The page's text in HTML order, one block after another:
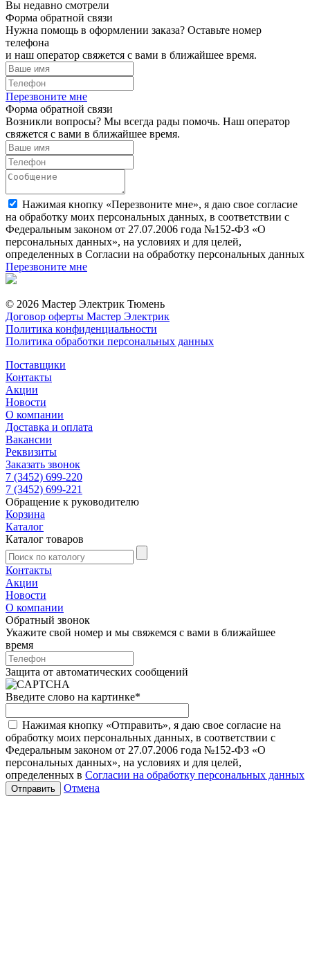
Вы недавно смотрели
Форма обратной связи
Нужна помощь в оформлении заказа? Оставьте номер
телефона
и наш оператор свяжется с вами в ближайшее время.
Перезвоните мне
Форма обратной связи
Возникли вопросы? Мы всегда рады помочь. Наш оператор
свяжется с вами в ближайшее время.
Нажимая кнопку «Перезвоните мне», я даю свое согласие
на обработку моих персональных данных, в соответствии с
Федеральным законом от 27.07.2006 года №152-ФЗ «О
персональных данных», на условиях и для целей,
определенных в Согласии на обработку персональных данных
Перезвоните мне
© 2026 Мастер Электрик Тюмень
Договор оферты Мастер Электрик
Политика конфиденциальности
Политика обработки персональных данных
Поставщики
Контакты
Акции
Новости
О компании
Доставка и оплата
Вакансии
Реквизиты
Заказать звонок
7 (3452) 699-220
7 (3452) 699-221
Обращение к руководителю
Корзина
Каталог
Каталог товаров
Контакты
Акции
Новости
О компании
Обратный звонок
Укажите свой номер и мы свяжемся с вами в ближайшее
время
Защита от автоматических сообщений
Введите слово на картинке*
Нажимая кнопку «Отправить», я даю свое согласие на
обработку моих персональных данных, в соответствии с
Федеральным законом от 27.07.2006 года №152-ФЗ «О
персональных данных», на условиях и для целей,
определенных в Согласии на обработку персональных данных
Отмена